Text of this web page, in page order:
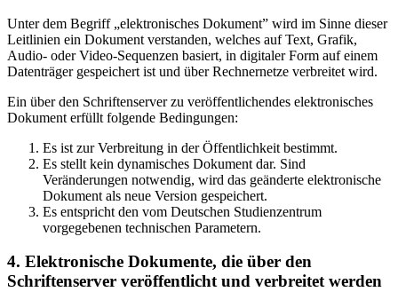
Unter dem Begriff „elektronisches Dokument” wird im Sinne dieser
Leitlinien ein Dokument verstanden, welches auf Text, Grafik,
Audio- oder Video-Sequenzen basiert, in digitaler Form auf einem
Datenträger gespeichert ist und über Rechnernetze verbreitet wird.
Ein über den Schriftenserver zu veröffentlichendes elektronisches
Dokument erfüllt folgende Bedingungen:
Es ist zur Verbreitung in der Öffentlichkeit bestimmt.
Es stellt kein dynamisches Dokument dar. Sind
Veränderungen notwendig, wird das geänderte elektronische
Dokument als neue Version gespeichert.
Es entspricht den vom Deutschen Studienzentrum
vorgegebenen technischen Parametern.
4. Elektronische Dokumente, die über den
Schriftenserver veröffentlicht und verbreitet werden